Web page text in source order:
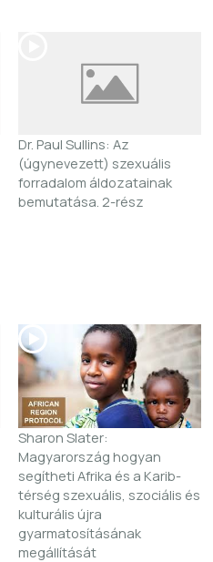
Dr. Paul Sullins: Az
(úgynevezett) szexuális
forradalom áldozatainak
bemutatása. 2-rész
Sharon Slater:
Magyarország hogyan
segítheti Afrika és a Karib-
térség szexuális, szociális és
kulturális újra
gyarmatosításának
megállítását